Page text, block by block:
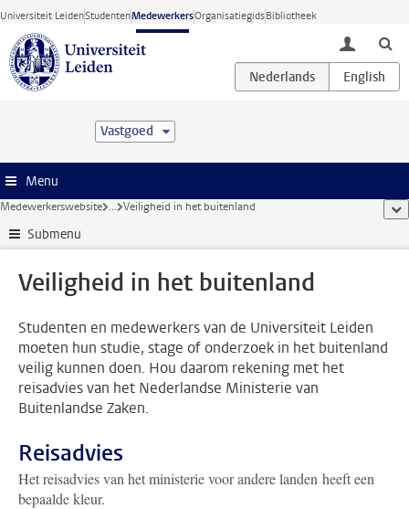
Ga direct naar de inhoud
Universiteit LeidenStudentenMedewerkersOrganisatiegidsBibliotheek
toggle
Vastgoed
Menu
Medewerkerswebsite ... Veiligheid in het buitenland
Submenu
Veiligheid in het buitenland
Studenten en medewerkers van de Universiteit Leiden
moeten hun studie, stage of onderzoek in het buitenland
veilig kunnen doen. Hou daarom rekening met het
reisadvies van het Nederlandse Ministerie van
Buitenlandse Zaken.
Reisadvies
Het reisadvies van het ministerie voor andere landen heeft een
bepaalde kleur.